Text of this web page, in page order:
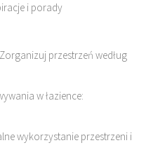
i porady
przestrzeń według
w łazience:
wykorzystanie przestrzeni i